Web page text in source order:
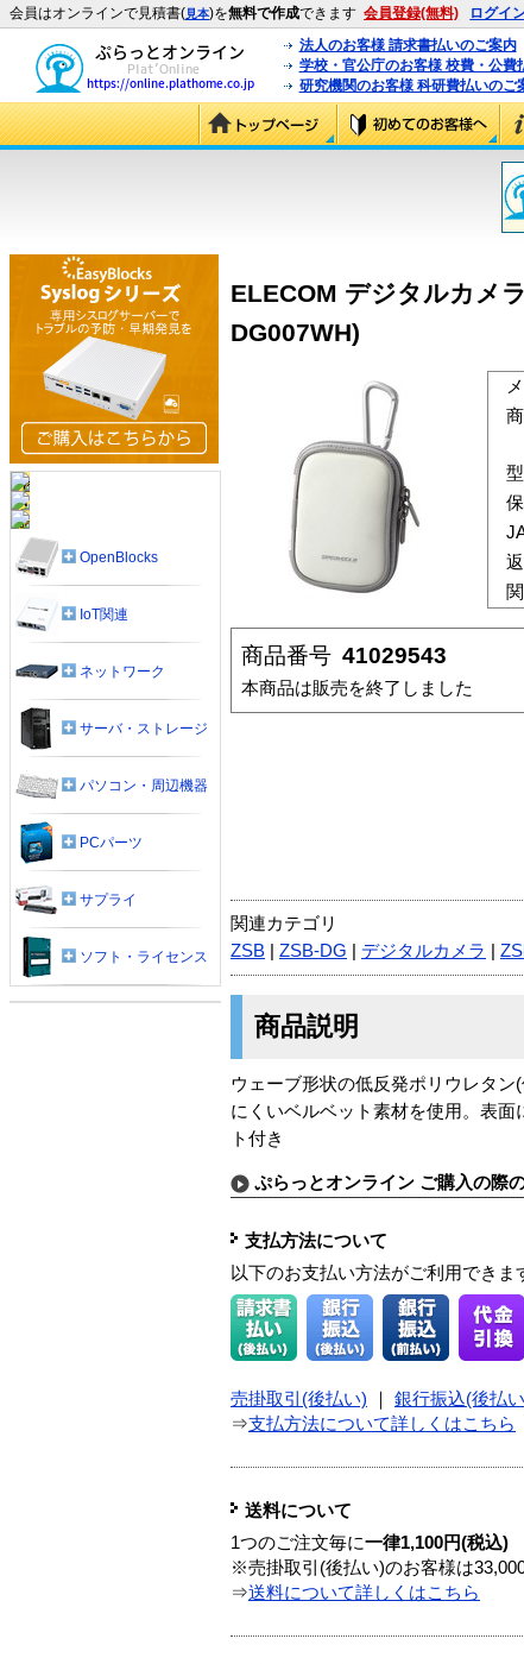
会員はオンラインで見積書(見本)を無料で作成できます 会員登録(無料) ログイ
法人のお客様 請求書払いのご案内
学校・官公庁のお客様 校費・公費
研究機関のお客様 科研費払いのご
ELECOM デジタルカメ
DG007WH)
商品番号 41029543
本商品は販売を終了しました
関連カテゴリ
ZSB
ZSB-DG デジタルカメラ
商品説明
ウェーブ形状の低反発ポリウレタ
にくいベルベット素材を使用。表
ト付き
ぷらっとオンライン ご購入の際
支払方法について
以下のお支払い方法がご利用できま
売掛取引(後払い) 銀行振込(後払
⇒支払方法について詳しくはこちら
送料について
1つのご注文毎に一律1,100円(税込)
※売掛取引(後払い)のお客様は
⇒送料について詳しくはこちら
OpenBlocks
IoT関連
ネットワーク
サーバ・ストレージ
パソコン・周辺機器
PCパーツ
サプライ
ソフト・ライセンス